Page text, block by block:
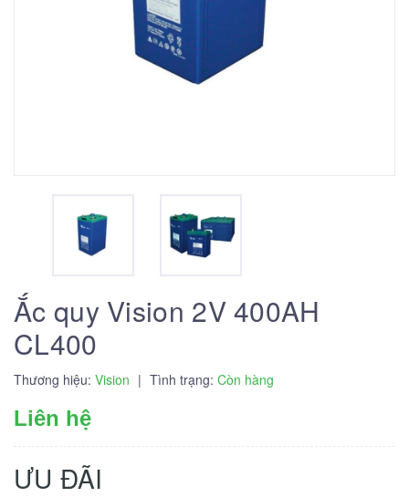
Ắc quy Vision 2V 400AH
CL400
Thương hiệu: Vision | Tình trạng: Còn hàng
Liên hệ
ƯU ĐÃI